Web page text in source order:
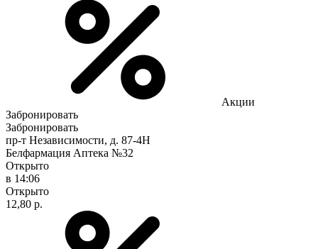
Акции
Забронировать
Забронировать
пр-т Независимости, д. 87-4Н
Белфармация Аптека №32
Открыто
в 14:06
Открыто
12,80 р.